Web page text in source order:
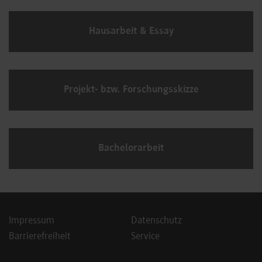
Hausarbeit & Essay
Projekt- bzw. Forschungsskizze
Bachelorarbeit
Impressum
Datenschutz
Barrierefreiheit
Service